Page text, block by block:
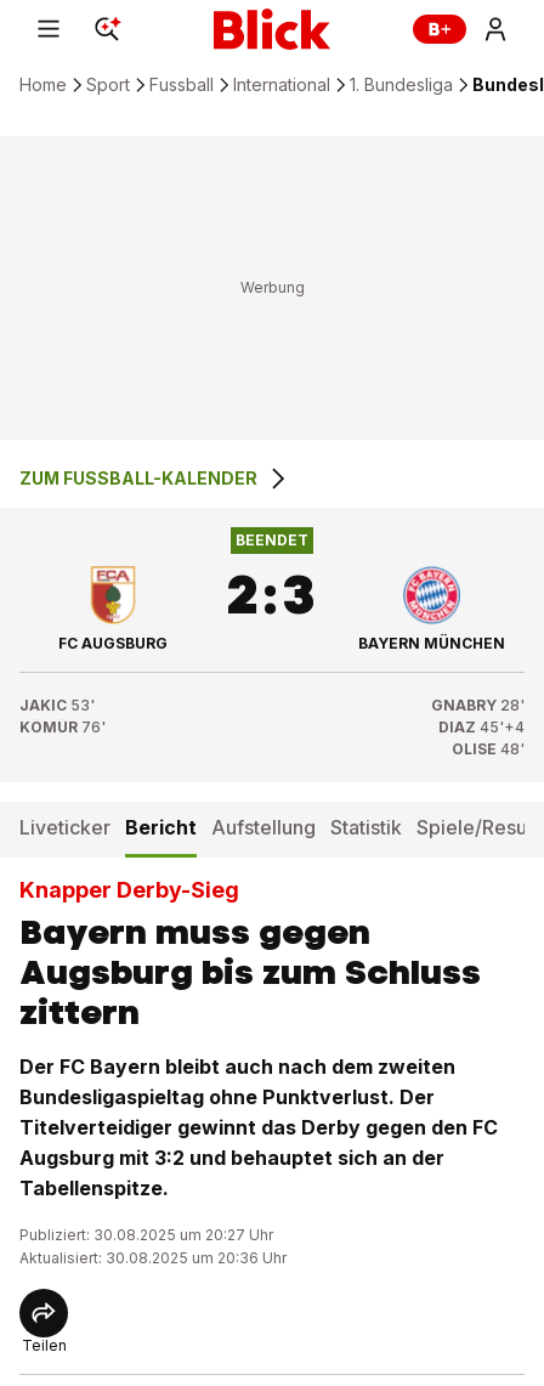
Home Sport Fussball International 1. Bundesliga
2 :3
ZUM FUSSBALL-KALENDER
FC AUGSBURG
BEENDET
2:3
BAYERN MÜNCHEN
JAKIC 53'
KÖMÜR 76'
GNABRY 28'
DIAZ 45'+4
OLISE 48'
Liveticker Bericht Aufstellung Statistik Spiele/
Knapper Derby-Sieg
Bayern muss gegen
Augsburg bis zum Schluss
zittern
Der FC Bayern bleibt auch nach dem zweiten
Bundesligaspieltag ohne Punktverlust. Der
Titelverteidiger gewinnt das Derby gegen den FC
Augsburg mit 3:2 und behauptet sich an der
Tabellenspitze.
Publiziert: 30.08.2025 um 20:27 Uhr
Aktualisiert: 30.08.2025 um 20:36 Uhr
Teilen